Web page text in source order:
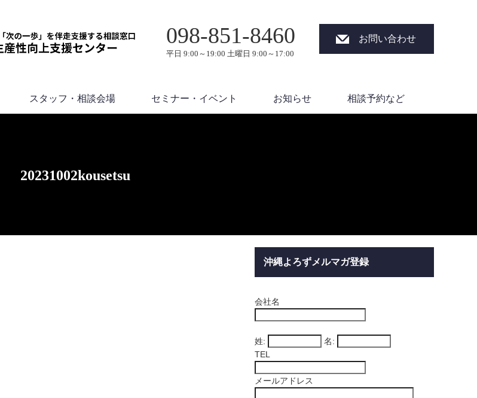
098-851-8460
平日 9:00～19:00 土曜日 9:00～17:00
お問い合わせ
スタッフ・相談会場 セミナー・イベント お知らせ 相談予約など
20231002kousetsu
沖縄よろずメルマガ登録
会社名
姓:
名:
TEL
メールアドレス